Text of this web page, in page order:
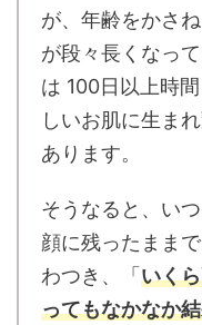
が、年齢をかさ
が段々長くなっ
は 100日以上時
しいお肌に生ま
あります。
そうなると、い
顔に残ったまま
わつき、「 いく
ってもなかなか